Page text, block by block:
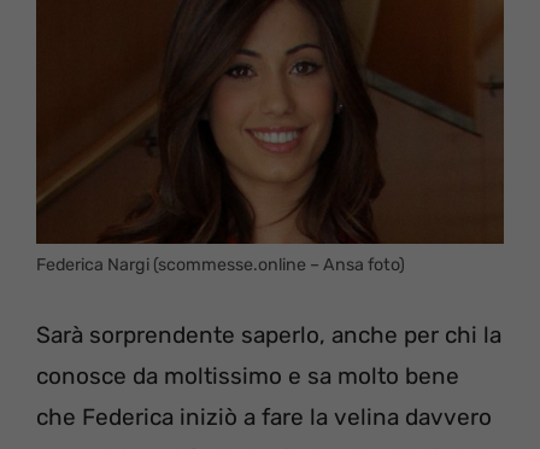
Federica Nargi (scommesse.online – Ansa foto)
Sarà sorprendente saperlo, anche per chi la
conosce da moltissimo e sa molto bene
che Federica iniziò a fare la velina davvero